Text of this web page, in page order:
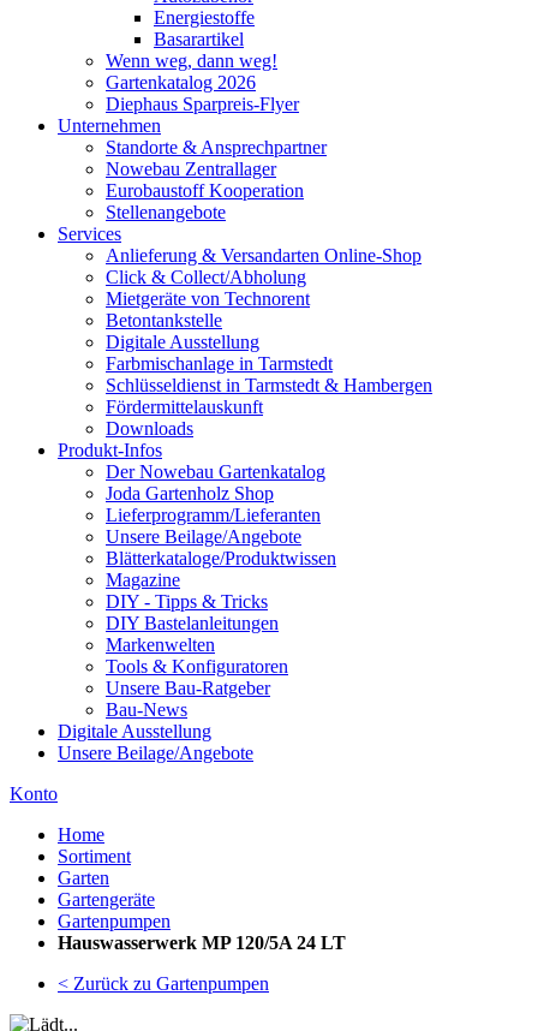
Energiestoffe
Basarartikel
Wenn weg, dann weg!
Gartenkatalog 2026
Diephaus Sparpreis-Flyer
Unternehmen
Standorte & Ansprechpartner
Nowebau Zentrallager
Eurobaustoff Kooperation
Stellenangebote
Services
Anlieferung & Versandarten Online-Shop
Click & Collect/Abholung
Mietgeräte von Technorent
Betontankstelle
Digitale Ausstellung
Farbmischanlage in Tarmstedt
Schlüsseldienst in Tarmstedt & Hambergen
Fördermittelauskunft
Downloads
Produkt-Infos
Der Nowebau Gartenkatalog
Joda Gartenholz Shop
Lieferprogramm/Lieferanten
Unsere Beilage/Angebote
Blätterkataloge/Produktwissen
Magazine
DIY - Tipps & Tricks
DIY Bastelanleitungen
Markenwelten
Tools & Konfiguratoren
Unsere Bau-Ratgeber
Bau-News
Digitale Ausstellung
Unsere Beilage/Angebote
Konto
Home
Sortiment
Garten
Gartengeräte
Gartenpumpen
Hauswasserwerk MP 120/5A 24 LT
< Zurück zu Gartenpumpen